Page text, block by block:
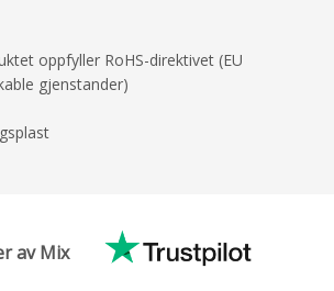
oppfyller RoHS-direktivet (EU
gjenstander)
av Mix